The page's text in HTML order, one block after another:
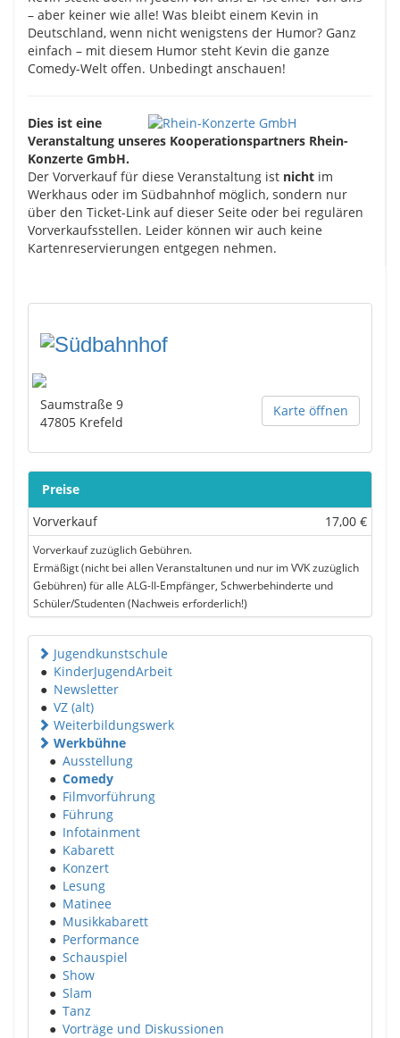
– aber keiner wie alle! Was bleibt einem Kevin in
Deutschland, wenn nicht wenigstens der Humor? Ganz
einfach – mit diesem Humor steht Kevin die ganze
Comedy-Welt offen. Unbedingt anschauen!
Dies ist eine
Veranstaltung unseres Kooperationspartners Rhein-
Konzerte GmbH.
Der Vorverkauf für diese Veranstaltung ist nicht im
Werkhaus oder im Südbahnhof möglich, sondern nur
über den Ticket-Link auf dieser Seite oder bei regulären
Vorverkaufsstellen. Leider können wir auch keine
Kartenreservierungen entgegen nehmen.
Karte öffnen
Saumstraße 9
47805 Krefeld
Preise
Vorverkauf
17,00 €
Vorverkauf zuzüglich Gebühren.
Ermäßigt (nicht bei allen Veranstaltunen und nur im VVK zuzüglich
Gebühren) für alle ALG-II-Empfänger, Schwerbehinderte und
Schüler/Studenten (Nachweis erforderlich!)
Jugendkunstschule
● KinderJugendArbeit
● Newsletter
● VZ (alt)
Weiterbildungswerk
Werkbühne
● Ausstellung
● Comedy
● Filmvorführung
● Führung
● Infotainment
● Kabarett
● Konzert
● Lesung
● Matinee
● Musikkabarett
● Performance
● Schauspiel
● Show
● Slam
● Tanz
● Vorträge und Diskussionen